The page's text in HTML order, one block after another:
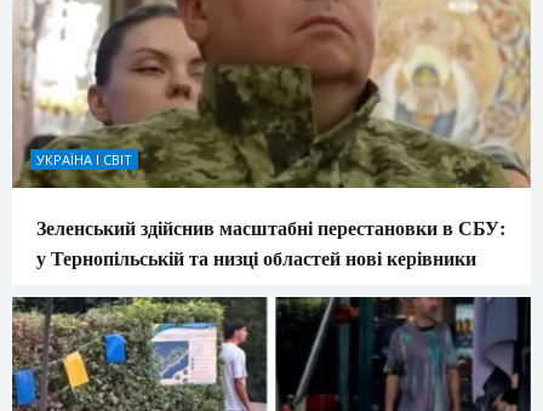
УКРАЇНА І СВІТ
Зеленський здійснив масштабні перестановки в СБУ:
у Тернопільській та низці областей нові керівники